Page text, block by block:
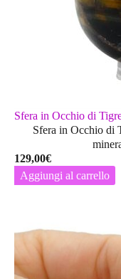
Sfera in Occhio di
Sfera in Occhio di
129,00€
Aggiungi al carrello